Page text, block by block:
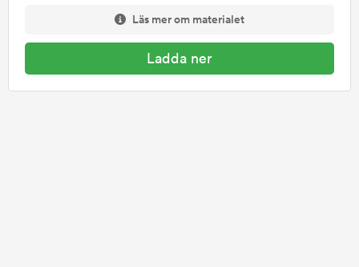
Läs mer om materialet
Ladda ner